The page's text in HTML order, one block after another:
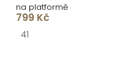
na platformě
799 Kč
41